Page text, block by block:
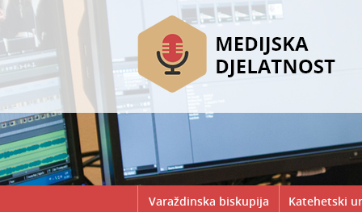
Varaždinska biskupija Katehetski